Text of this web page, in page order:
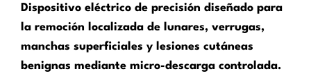
Dispositivo eléctrico de precisión diseñado para
la remoción localizada de lunares, verrugas,
manchas superficiales y lesiones cutáneas
benignas mediante micro-descarga controlada.